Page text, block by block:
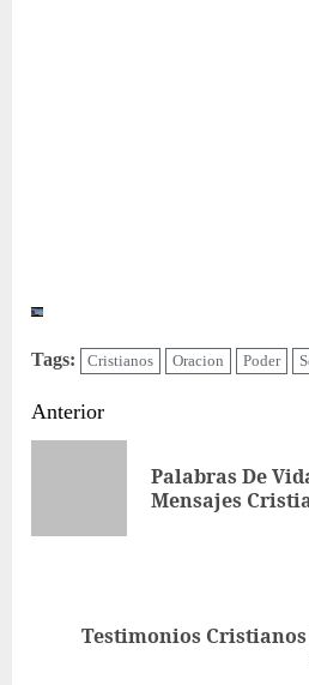
Tags: Cristianos Oracion Poder
Sigue
Anterior
Palabras De
Mensajes
SiguienteTestimonios Cristianos